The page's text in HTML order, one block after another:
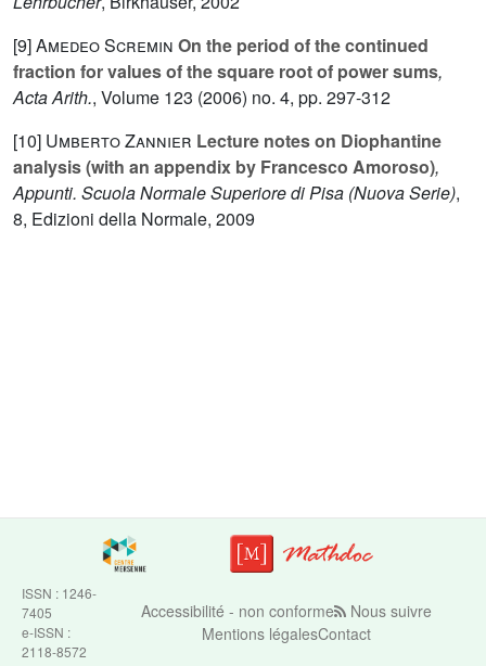
[9]Amedeo Scremin On the period of the continued
fraction for values of the square root of power sums,
Acta Arith., Volume 123 (2006) no. 4, pp. 297-312
[10] Umberto Zannier Lecture notes on Diophantine
analysis (with an appendix by Francesco Amoroso),
Appunti. Scuola Normale Superiore di Pisa (Nuova Serie),
8, Edizioni della Normale, 2009
ISSN : 1246-
7405
e-ISSN :
2118-8572
Accessibilité - non conforme Nous suivre
Mentions légalesContact